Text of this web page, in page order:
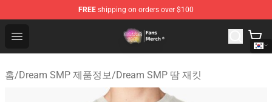
FREE shipping on orders over $100
Open menu
Dream SMP Store - Official Dream SMP Merchandise
홈/Dream SMP 제품정보/Dream SMP 땀 재킷